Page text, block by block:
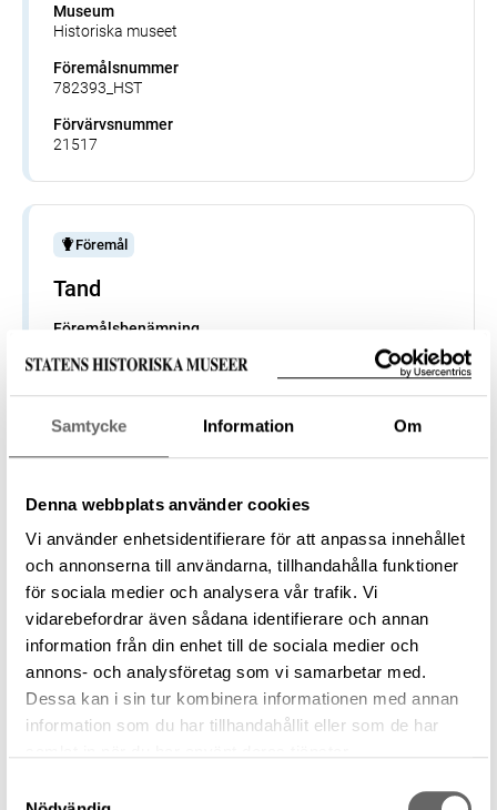
Samtycke Information Om
Denna webbplats använder cookies
Vi använder enhetsidentifierare för att anpassa innehållet
och annonserna till användarna, tillhandahålla funktioner
för sociala medier och analysera vår trafik. Vi
vidarebefordrar även sådana identifierare och annan
information från din enhet till de sociala medier och
annons- och analysföretag som vi samarbetar med.
Dessa kan i sin tur kombinera informationen med annan
information som du har tillhandahållit eller som de har
Museum
Historiska museet
Föremålsnummer
782393_HST
Förvärvsnummer
21517
Föremål
Tand
Föremålsbenämning
Datering
500 f.Kr. – 1100
Tillverkningsplats
Historiska museet
Föremålsnummer
Förvärvsnummer